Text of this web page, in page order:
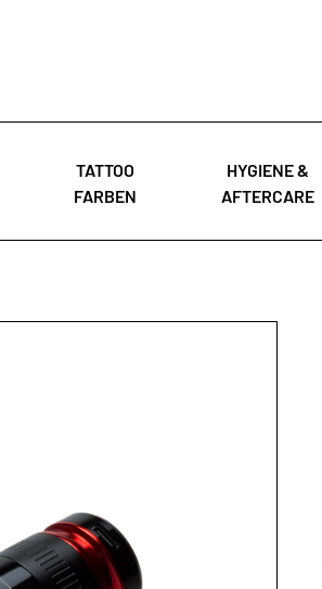
TATTOO
FARBEN
HYGIENE &
AFTERCARE